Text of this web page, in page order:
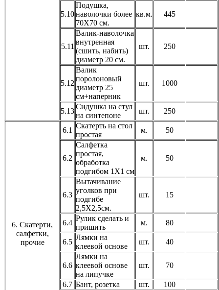
5.10
Подушка,
наволочки более
70Х70 см.
кв.м. 445
5.11
Валик-наволочка
внутренная
(сшить, набить)
диаметр 20 см.
шт. 250
5.12
Валик
поролоновый
диаметр 25
см+наперник
шт. 1000
5.13
Сидушка на стул
на синтепоне
шт. 250
6. Скатерти,
салфетки,
прочие
6.1
Скатерть на стол
простая
м. 50
6.2
Салфетка
простая,
обработка
подгибом 1Х1 см
м. 50
6.3
Вытачивание
уголков при
подгибе
2,5Х2,5см.
шт. 15
6.4
Рулик сделать и
пришить
м. 80
6.5
Лямки на
клеевой основе
шт. 40
6.6
Лямки на
клеевой основе
на липучке
шт. 70
6.7 Бант, розетка шт.
100